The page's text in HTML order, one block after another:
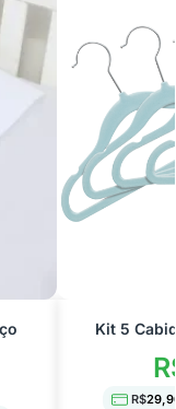
Kit 5
R$